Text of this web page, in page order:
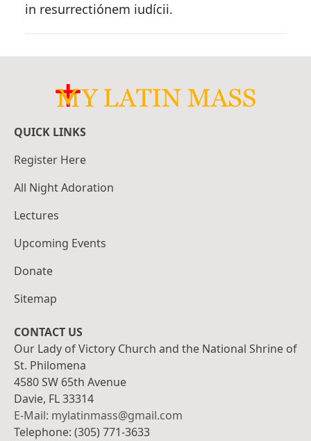
in resurrectiónem iudícii.
QUICK LINKS
Register Here
All Night Adoration
Lectures
Upcoming Events
Donate
Sitemap
CONTACT US
Our Lady of Victory Church and the National Shrine of
St. Philomena
4580 SW 65th Avenue
Davie, FL 33314
E-Mail: mylatinmass@gmail.com
Telephone: (305) 771-3633